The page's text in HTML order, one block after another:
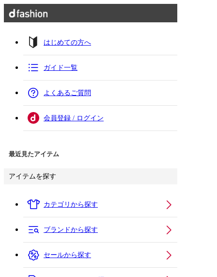
はじめての方へ
ガイド一覧
よくあるご質問
会員登録 / ログイン
最近見たアイテム
アイテムを探す
カテゴリから探す
ブランドから探す
セールから探す